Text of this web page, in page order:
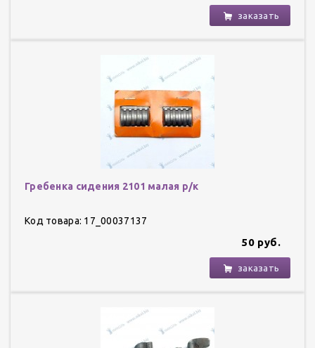
заказать
Гребенка сидения 2101 малая р/к
Код товара: 17_00037137
50 руб.
заказать